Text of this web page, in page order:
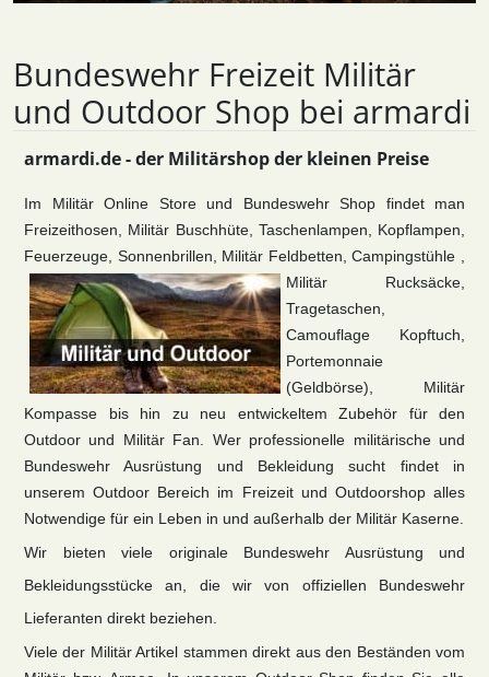
Bundeswehr Freizeit Militär
und Outdoor Shop bei armardi
armardi.de - der Militärshop der kleinen Preise
Im Militär Online Store und Bundeswehr Shop findet man
Freizeithosen, Militär Buschhüte, Taschenlampen, Kopflampen,
Feuerzeuge, Sonnenbrillen, Militär Feldbetten, Campingstühle ,
Militär Rucksäcke,
Tragetaschen,
Camouflage Kopftuch,
Portemonnaie
(Geldbörse), Militär
Kompasse bis hin zu neu entwickeltem Zubehör für den
Outdoor und Militär Fan. Wer professionelle militärische und
Bundeswehr Ausrüstung und Bekleidung sucht findet in
unserem Outdoor Bereich im Freizeit und Outdoorshop alles
Notwendige für ein Leben in und außerhalb der Militär Kaserne.
Wir bieten viele originale Bundeswehr Ausrüstung und
Bekleidungsstücke an, die wir von offiziellen Bundeswehr
Lieferanten direkt beziehen.
Viele der Militär Artikel stammen direkt aus den Beständen vom